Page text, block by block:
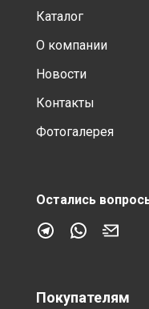
Каталог
О компании
Новости
Контакты
Фотогалерея
Остались
Покупателям